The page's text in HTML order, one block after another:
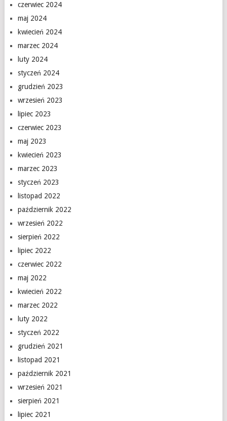
czerwiec 2024
maj 2024
kwiecień 2024
marzec 2024
luty 2024
styczeń 2024
grudzień 2023
wrzesień 2023
lipiec 2023
czerwiec 2023
maj 2023
kwiecień 2023
marzec 2023
styczeń 2023
listopad 2022
październik 2022
wrzesień 2022
sierpień 2022
lipiec 2022
czerwiec 2022
maj 2022
kwiecień 2022
marzec 2022
luty 2022
styczeń 2022
grudzień 2021
listopad 2021
październik 2021
wrzesień 2021
sierpień 2021
lipiec 2021